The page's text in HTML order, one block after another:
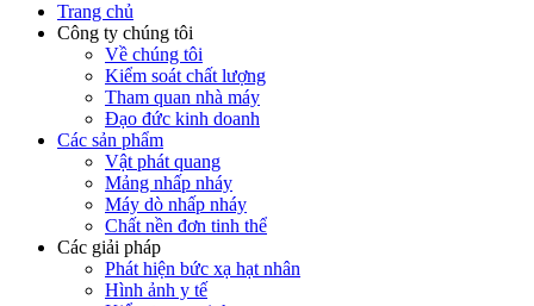
Trang chủ
Công ty chúng tôi
Về chúng tôi
Kiểm soát chất lượng
Tham quan nhà máy
Đạo đức kinh doanh
Các sản phẩm
Vật phát quang
Mảng nhấp nháy
Máy dò nhấp nháy
Chất nền đơn tinh thể
Các giải pháp
Phát hiện bức xạ hạt nhân
Hình ảnh y tế